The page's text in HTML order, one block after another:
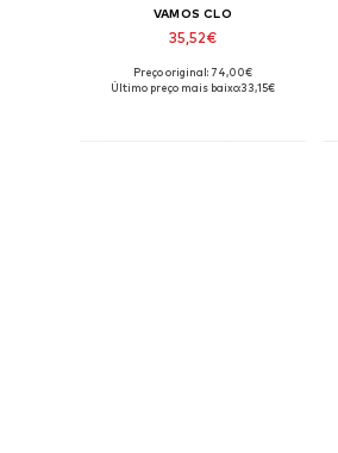
VAMOS CLO
35,52€
Tamanhos disponíveis: S, M, L, XL
Preço original: 74,00€
Último preço mais baixo:33,15€